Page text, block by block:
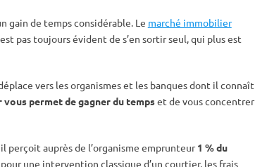
gain de temps considérable. Le marché immobilier
pas toujours évident de s’en sortir seul, qui plus est
vers les organismes et les banques dont il connaît
permet de gagner du tempset de vous concentrer
perçoit auprès de l’organisme emprunteur1 % du
une intervention classique d’un courtier, les frais